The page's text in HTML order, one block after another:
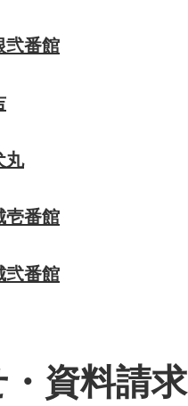
弐番館
丸
壱番館
弐番館
資料請求